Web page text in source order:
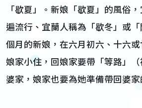
「歇夏」。新娘「歇夏」的風俗
遍流行、宜蘭人稱為「歇冬」或
個月的新娘，在六月初六、十六或
娘家小住，回娘家要帶「等路」（
婆家，娘家也要為她準備帶回婆家